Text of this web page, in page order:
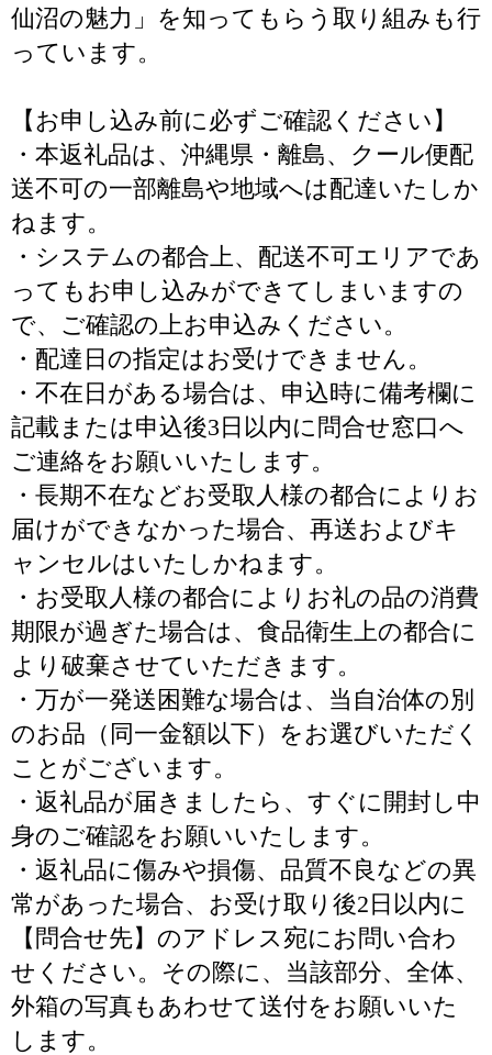
仙沼の魅力」を知ってもらう取り組みも行
っています。
【お申し込み前に必ずご確認ください】
・本返礼品は、沖縄県・離島、クール便配
送不可の一部離島や地域へは配達いたしか
ねます。
・システムの都合上、配送不可エリアであ
ってもお申し込みができてしまいますの
で、ご確認の上お申込みください。
・配達日の指定はお受けできません。
・不在日がある場合は、申込時に備考欄に
記載または申込後3日以内に問合せ窓口へ
ご連絡をお願いいたします。
・長期不在などお受取人様の都合によりお
届けができなかった場合、再送およびキ
ャンセルはいたしかねます。
・お受取人様の都合によりお礼の品の消費
期限が過ぎた場合は、食品衛生上の都合に
より破棄させていただきます。
・万が一発送困難な場合は、当自治体の別
のお品（同一金額以下）をお選びいただく
ことがございます。
・返礼品が届きましたら、すぐに開封し中
身のご確認をお願いいたします。
・返礼品に傷みや損傷、品質不良などの異
常があった場合、お受け取り後2日以内に
【問合せ先】のアドレス宛にお問い合わ
せください。その際に、当該部分、全体、
外箱の写真もあわせて送付をお願いいた
します。